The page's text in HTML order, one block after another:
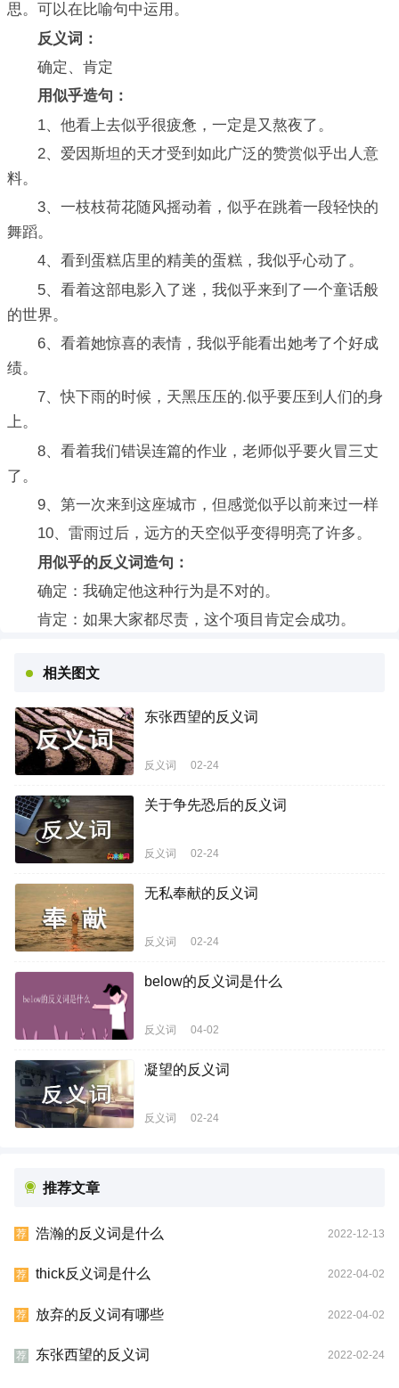
思。可以在比喻句中运用。
反义词：
确定、肯定
用似乎造句：
1、他看上去似乎很疲惫，一定是又熬夜了。
2、爱因斯坦的天才受到如此广泛的赞赏似乎出人意
料。
3、一枝枝荷花随风摇动着，似乎在跳着一段轻快的
舞蹈。
4、看到蛋糕店里的精美的蛋糕，我似乎心动了。
5、看着这部电影入了迷，我似乎来到了一个童话般
的世界。
6、看着她惊喜的表情，我似乎能看出她考了个好成
绩。
7、快下雨的时候，天黑压压的.似乎要压到人们的身
上。
8、看着我们错误连篇的作业，老师似乎要火冒三丈
了。
9、第一次来到这座城市，但感觉似乎以前来过一样
10、雷雨过后，远方的天空似乎变得明亮了许多。
用似乎的反义词造句：
确定：我确定他这种行为是不对的。
肯定：如果大家都尽责，这个项目肯定会成功。
相关图文
东张西望的反义词
反义词 02-24
关于争先恐后的反义词
反义词 02-24
无私奉献的反义词
反义词 02-24
below的反义词是什么
反义词 04-02
凝望的反义词
反义词 02-24
推荐文章
荐 浩瀚的反义词是什么 2022-12-13
荐 thick反义词是什么 2022-04-02
荐 放弃的反义词有哪些 2022-04-02
荐 东张西望的反义词 2022-02-24